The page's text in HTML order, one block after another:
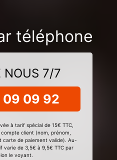
téléphone
NOUS 7/7
09 92
à tarif spécial de 15€ TTC,
client (nom, prénom,
carte de paiement valide). Au-
varie de 3,5€ à 9,5€ TTC par
le voyant.